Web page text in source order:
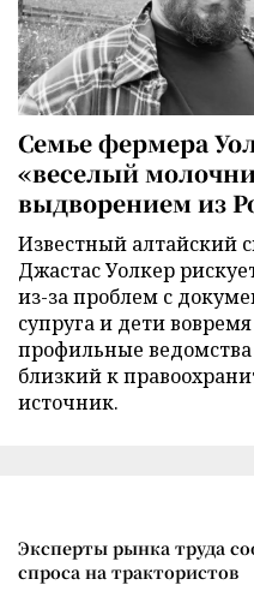
Семье фермера
«веселый
выдворением из
Известный алтайский
Джастас Уолкер
из-за проблем с
супруга и дети
профильные
близкий к
источник.
Эксперты рынка труда
спроса на трактористов